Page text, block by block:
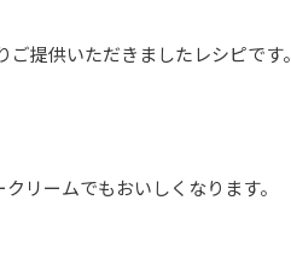
提供いただきましたレシピです。
リームでもおいしくなります。